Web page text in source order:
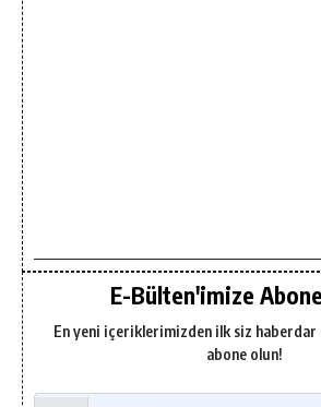
E-Bülten'imize
En yeni içeriklerimizden ilk siz
abone olun!